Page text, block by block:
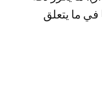
في ما يتعلق